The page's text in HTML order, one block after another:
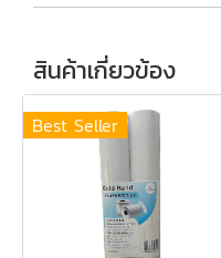
สินค้าเกี่ยวข้อง
Best Seller